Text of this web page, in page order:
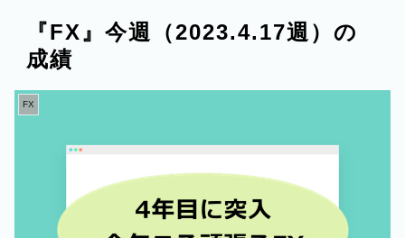
『FX』今週（2023.4.17週）の
成績
FX